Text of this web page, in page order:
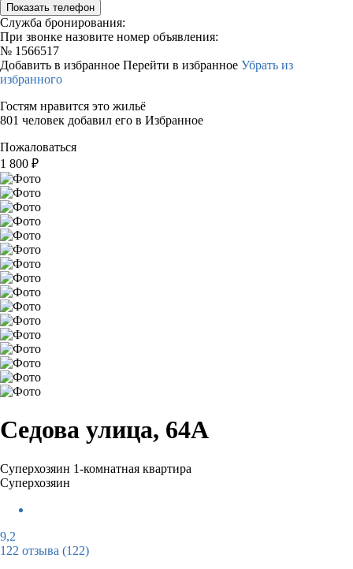
Показать телефон
Служба бронирования:
При звонке назовите номер объявления:
№ 1566517
Добавить в избранное Перейти в избранное Убрать из
избранного
Гостям нравится это жильё
801 человек добавил его в Избранное
Пожаловаться
1 800 ₽
Седова улица, 64А
Суперхозяин 1-комнатная квартира
Суперхозяин
9,2
122 отзыва (122)